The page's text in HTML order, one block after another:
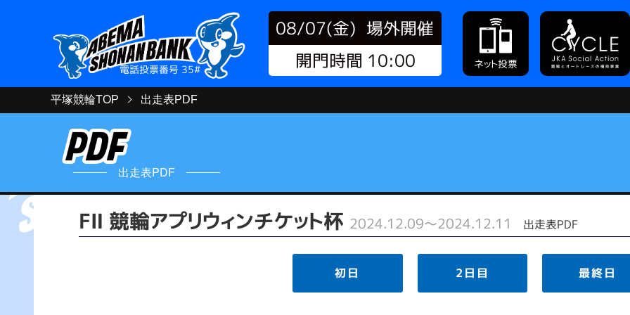
電話投票番号 35#
08/07(金) 場外開催
開門時間 10:00
ネット投票
平塚競輪TOP 出走表PDF
出走表PDF
FⅡ 競輪アプリウィンチケット杯 2024.12.09～2024.12.11 出走表PDF
初日 2日目 最終日